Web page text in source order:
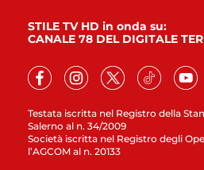
Testata iscritta nel Registro della
Salerno al n. 34/2009
Società iscritta nel Registro degli
l’AGCOM al n. 20133
STILE TV HD in onda su:
CANALE 78 DEL DIGITALE